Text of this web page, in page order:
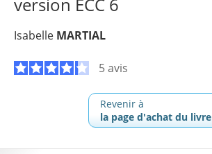
Isabelle MARTIAL
5 avis
Revenir à
la page d'achat du livre